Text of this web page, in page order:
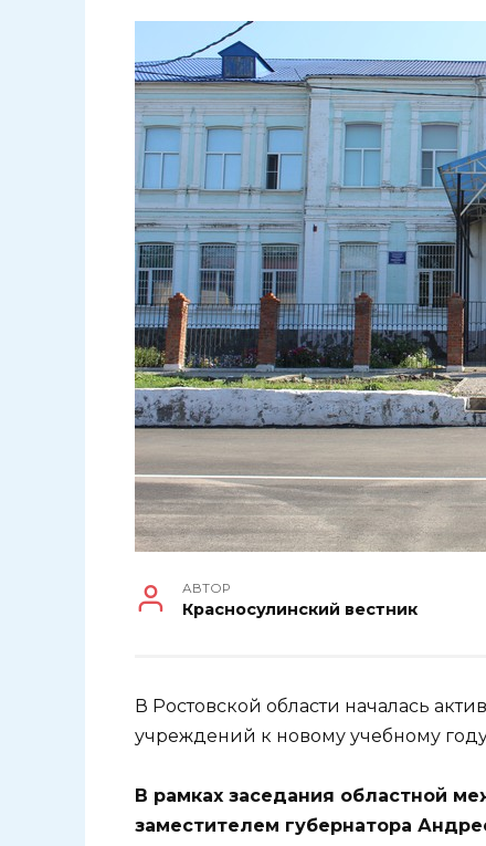
АВТОР
Красносулинский вестник
В Ростовской области началась
учреждений к новому учебному
В рамках заседания областной
заместителем губернатора